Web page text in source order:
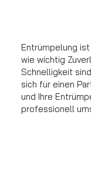
Entrümpelung
wie wichtig
Schnelligkeit
sich für einen
und Ihre
professionell